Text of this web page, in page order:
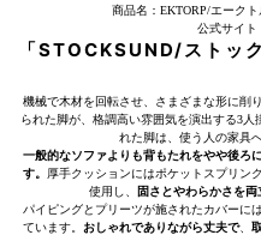
商品名：EKTORP/エーク
公式サイト
「STOCKSUND/ストッ
機械で木材を回転させ、さまざまな形に削
られた脚が、格調高い雰囲気を演出する3
れた脚は、使う人の家具
一般的なソファよりも背もたれをやや後ろ
す。 厚手クッションにはポケットスプリン
使用し、
固さとやわらかさを両
パイピングとプリーツが施されたカバーに
ています。 おしゃれでありながら丈夫で、